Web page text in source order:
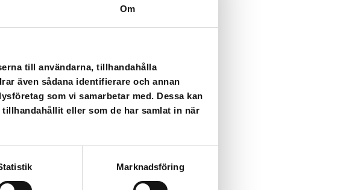
Om
till användarna, tillhandahålla
även sådana identifierare och annan
som vi samarbetar med. Dessa kan
eller som de har samlat in när
Marknadsföring
först under morgondagen för dessa